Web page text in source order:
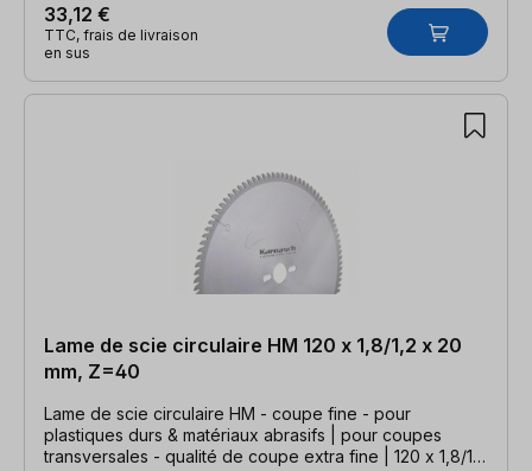
33,12 €
TTC, frais de livraison
en sus
Lame de scie circulaire HM 120 x 1,8/1,2 x 20
mm, Z=40
Lame de scie circulaire HM - coupe fine - pour
plastiques durs & matériaux abrasifs | pour coupes
transversales - qualité de coupe extra fine | 120 x 1,8/1,2